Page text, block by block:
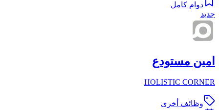
دوام كامل
جديد
امين مستودع
HOLISTIC CORNER
وظائف أخرى